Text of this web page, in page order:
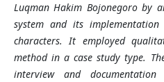
Luqman Hakim Bojonegoro by
system and its
characters. It employed
method in a case study type.
interview and